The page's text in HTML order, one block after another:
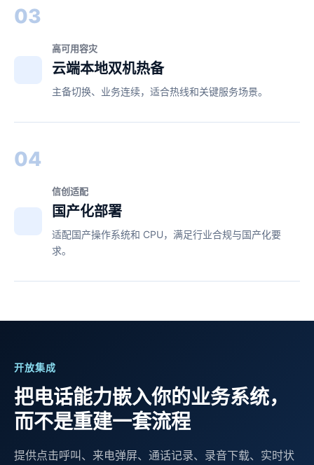
03
高可用容灾
云端本地双机热备
主备切换、业务连续，适合热线和关键服务场景。
04
信创适配
国产化部署
适配国产操作系统和 CPU，满足行业合规与国产化要
求。
开放集成
把电话能力嵌入你的业务系统，
而不是重建一套流程
提供点击呼叫、来电弹屏、通话记录、录音下载、实时状